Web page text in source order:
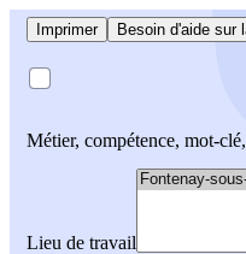
Imprimer Besoin d'aide sur
Métier, compétence, mot-
Lieu de travail